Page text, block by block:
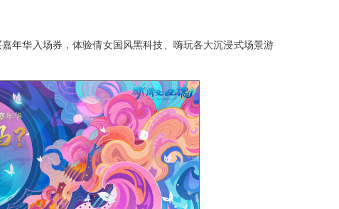
年华入场券，体验倩女国风黑科技、嗨玩各大沉浸式场景游